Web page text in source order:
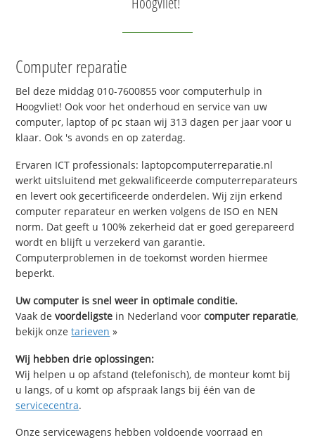
Computer reparatie
Bel deze middag 010-7600855 voor computerhulp in
Hoogvliet! Ook voor het onderhoud en service van uw
computer, laptop of pc staan wij 313 dagen per jaar voor u
klaar. Ook 's avonds en op zaterdag.
Ervaren ICT professionals: laptopcomputerreparatie.nl
werkt uitsluitend met gekwalificeerde computerreparateurs
en levert ook gecertificeerde onderdelen. Wij zijn erkend
computer reparateur en werken volgens de ISO en NEN
norm. Dat geeft u 100% zekerheid dat er goed gerepareerd
wordt en blijft u verzekerd van garantie.
Computerproblemen in de toekomst worden hiermee
beperkt.
Uw computer is snel weer in optimale conditie.
Vaak devoordeligste in Nederland voorcomputer reparatie,
bekijk onzetarieven »
Wij hebben drie oplossingen:
Wij helpen u op afstand (telefonisch), de monteur komt bij
u langs, of u komt op afspraak langs bij één van de
servicecentra.
Onze servicewagens hebben voldoende voorraad en